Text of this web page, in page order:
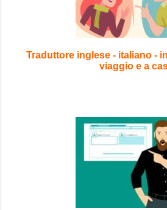
Traduttore inglese - italiano -
viaggio e a